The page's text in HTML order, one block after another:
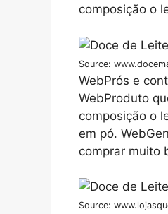
composição o
Source:
WebPrós e
WebProduto
composição o
em pó.
comprar muito
Source: